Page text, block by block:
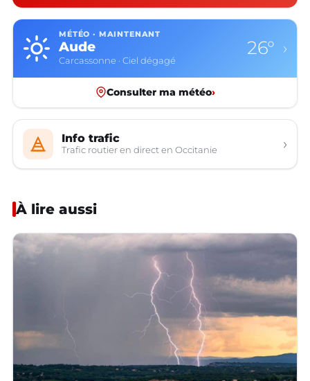
MÉTÉO · MAINTENANT
Aude
Carcassonne · Ciel dégagé
26° ›
Consulter ma météo›
Info trafic
Trafic routier en direct en Occitanie ›
À lire aussi